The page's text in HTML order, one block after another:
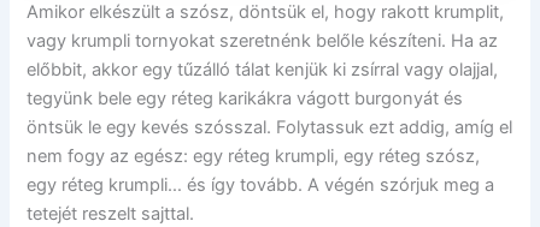
Amikor elkészült a szósz, döntsük el, hogy rakott krumplit,
vagy krumpli tornyokat szeretnénk belőle készíteni. Ha az
előbbit, akkor egy tűzálló tálat kenjük ki zsírral vagy olajjal,
tegyünk bele egy réteg karikákra vágott burgonyát és
öntsük le egy kevés szósszal. Folytassuk ezt addig, amíg el
nem fogy az egész: egy réteg krumpli, egy réteg szósz,
egy réteg krumpli… és így tovább. A végén szórjuk meg a
tetejét reszelt sajttal.